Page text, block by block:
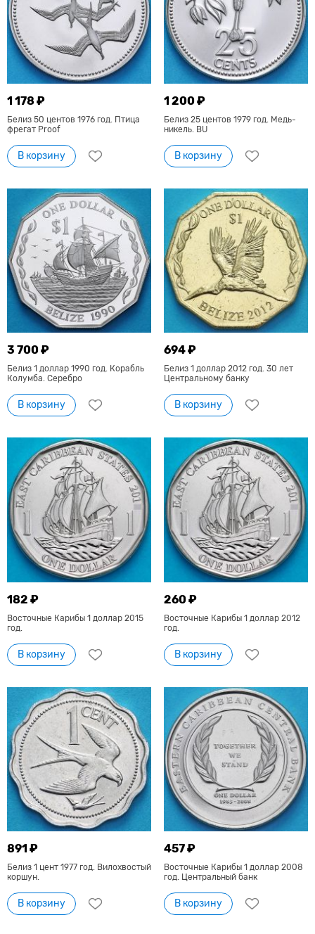
1 178 ₽
Белиз 50 центов 1976 год. Птица
фрегат Proof
В корзину
1 200 ₽
Белиз 25 центов 1979 год. Медь-
никель. BU
В корзину
3 700 ₽
Белиз 1 доллар 1990 год. Корабль
Колумба. Серебро
В корзину
694 ₽
Белиз 1 доллар 2012 год. 30 лет
Центральному банку
В корзину
182 ₽
Восточные Карибы 1 доллар 2015
год.
В корзину
260 ₽
Восточные Карибы 1 доллар 2012
год.
В корзину
891 ₽
Белиз 1 цент 1977 год. Вилохвостый
коршун.
В корзину
457 ₽
Восточные Карибы 1 доллар 2008
год. Центральный банк
В корзину